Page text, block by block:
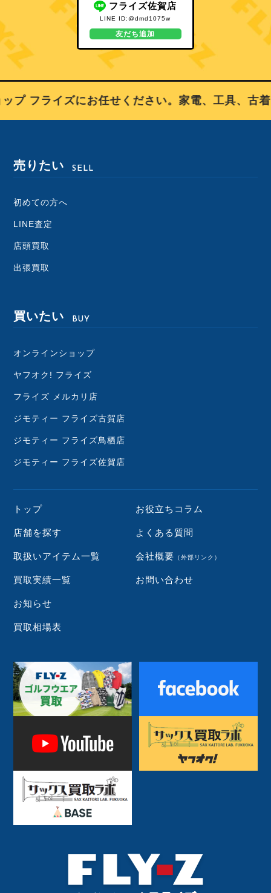
フライズ佐賀店
LINE ID:@dmd1075w
友だち追加
フライズにお任せください。家電、工具、古着
売りたい SELL
初めての方へ
LINE査定
店頭買取
出張買取
買いたい BUY
オンラインショップ
ヤフオク! フライズ
フライズ メルカリ店
ジモティー フライズ古賀店
ジモティー フライズ鳥栖店
ジモティー フライズ佐賀店
トップ
店舗を探す
取扱いアイテム一覧
買取実績一覧
お知らせ
買取相場表
お役立ちコラム
よくある質問
会社概要 （外部リンク）
お問い合わせ